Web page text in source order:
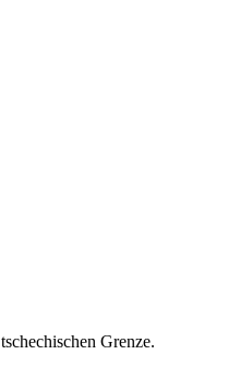
Grenze.